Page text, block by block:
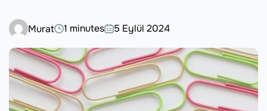
Murat 1 minutes 5 Eylül 2024